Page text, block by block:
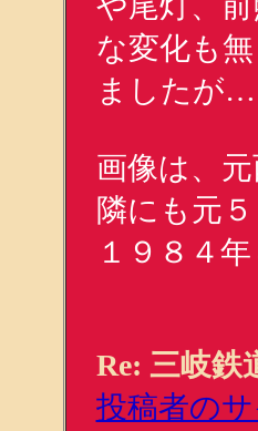
な変化も
ましたが…
画像は、
隣にも元
１９８４
Re: 三岐鉄
投稿者の